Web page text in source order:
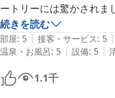
またのご来館を心より
堂ヶ島唯一の自家源泉
ートリーには驚かされま
りかなりお得です。駄菓
人も楽しめます。お風呂
で良かったです。露点風
めると思いました。建
た。食事のメニューの多
続きを読む
部屋: 5 | 接客・サービス: 5 |
温泉・お風呂: 5 | 設備: 5 |
1.1千